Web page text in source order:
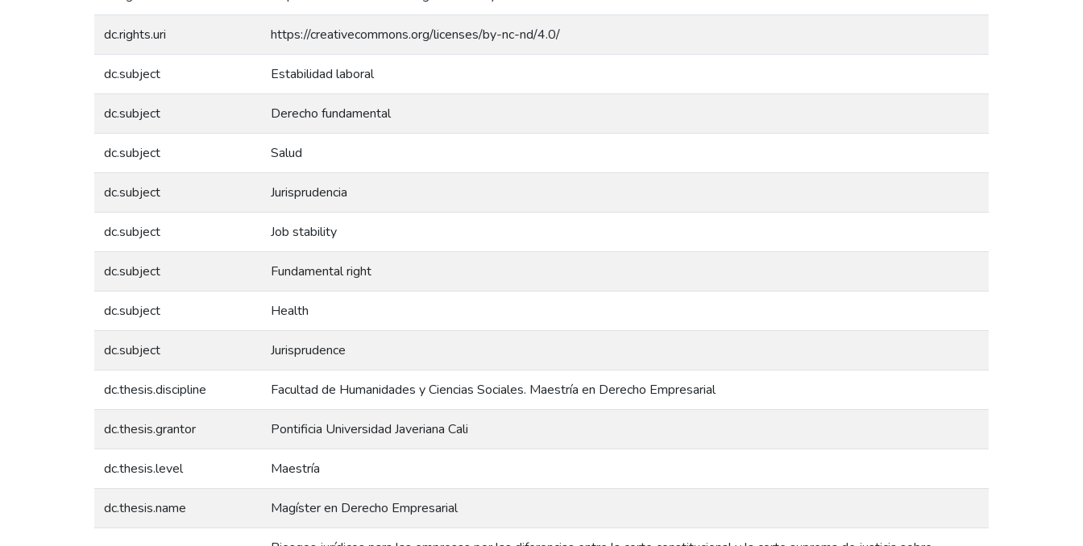
dc.rights.uri https://creativecommons.org/licenses/by-nc-nd/4.0/
dc.subject Estabilidad laboral
dc.subject Derecho fundamental
dc.subject Salud
dc.subject Jurisprudencia
dc.subject Job stability
dc.subject Fundamental right
dc.subject Health
dc.subject Jurisprudence
dc.thesis.discipline Facultad de Humanidades y Ciencias Sociales. Maestría en Derecho Empresarial
dc.thesis.grantor Pontificia Universidad Javeriana Cali
dc.thesis.level Maestría
dc.thesis.name Magíster en Derecho Empresarial